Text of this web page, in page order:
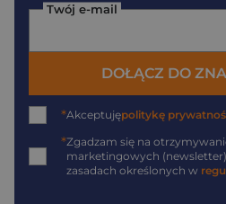
Twój e-mail
DOŁĄCZ DO
*Akceptujępolitykę
*Zgadzam się na
marketingowych
zasadach określonych w